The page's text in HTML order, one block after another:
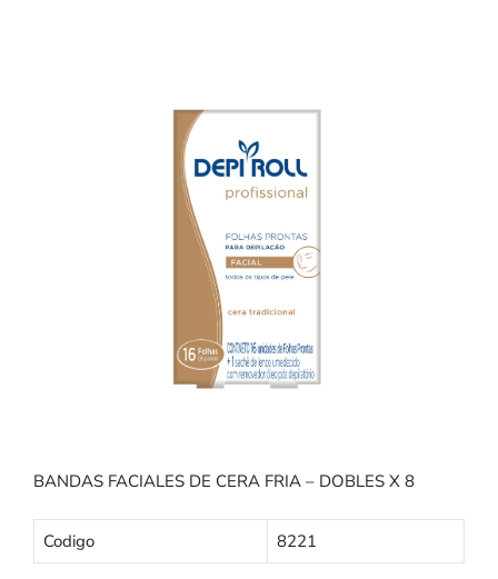
BANDAS FACIALES DE CERA FRIA – DOBLES X 8
Codigo 8221